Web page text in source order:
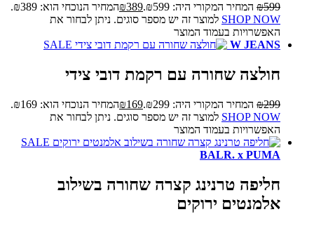
₪599 המחיר המקורי היה: ₪599. ₪389
המחיר הנוכחי הוא: ₪389.
SHOP NOW למוצר זה יש מספר סוגים. ניתן לבחור את
האפשרויות בעמוד המוצר
SALE
W JEANS
חולצה שחורה עם רקמת דובי צידי
₪299 המחיר המקורי היה: ₪299. ₪169
המחיר הנוכחי הוא: ₪169.
SHOP NOW למוצר זה יש מספר סוגים. ניתן לבחור את
האפשרויות בעמוד המוצר
SALE
BALR. x PUMA
חליפה טרנינג קצרה שחורה בשילוב
אלמנטים ירוקים